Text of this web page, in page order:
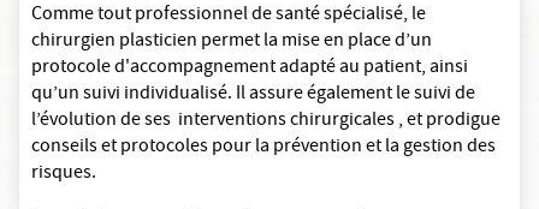
Comme tout professionnel de santé spécialisé, le
chirurgien plasticien permet la mise en place d’un
protocole d'accompagnement adapté au patient, ainsi
qu’un suivi individualisé. Il assure également le suivi de
l’évolution de ses interventions chirurgicales , et prodigue
conseils et protocoles pour la prévention et la gestion des
risques.